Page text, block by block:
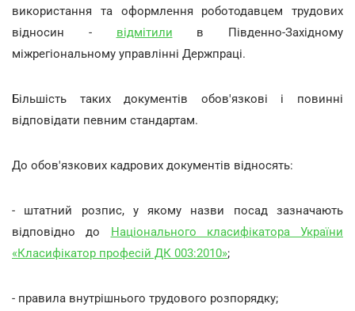
використання та оформлення роботодавцем трудових
відносин - відмітили в Південно-Західному
міжрегіональному управлінні Держпраці.
Більшість таких документів обов'язкові і повинні
відповідати певним стандартам.
До обов'язкових кадрових документів відносять:
- штатний розпис, у якому назви посад зазначають
відповідно до Національного класифікатора України
«Класифікатор професій ДК 003:2010»;
- правила внутрішнього трудового розпорядку;